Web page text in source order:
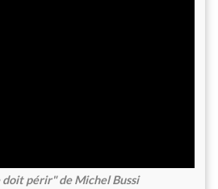
périr" de Michel Bussi